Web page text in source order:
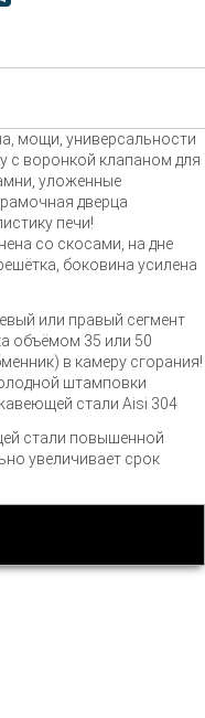
мощи, универсальности
с воронкой клапаном для
уложенные
дверца
печи!
со скосами, на дне
боковина усилена
или правый сегмент
объёмом 35 или 50
в камеру сгорания!
штамповки
стали Aisi 304
стали повышенной
увеличивает срок